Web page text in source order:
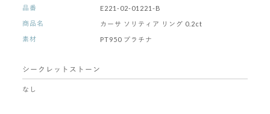
品番
E221-02-01221-B
商品名
カーサ ソリティア リング 0.2ct
素材
PT950 プラチナ
シークレットストーン
なし